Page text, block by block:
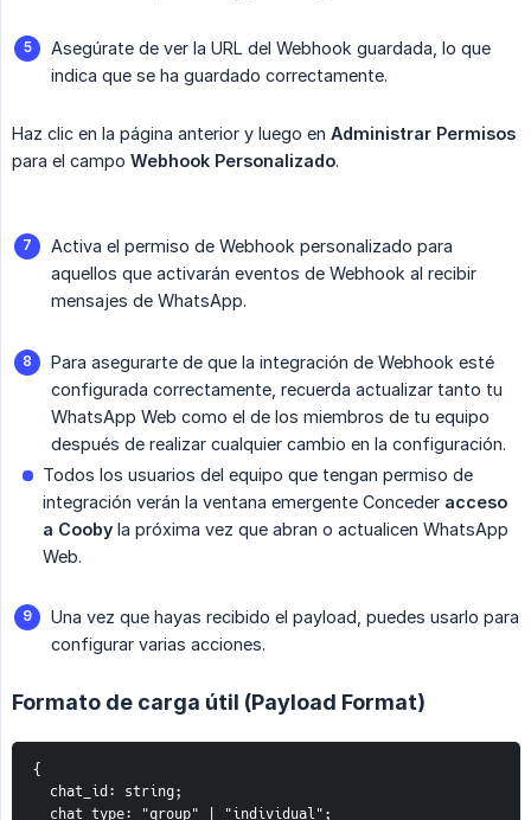
Asegúrate de ver la URL del Webhook guardada, lo que
indica que se ha guardado correctamente.
Haz clic en la página anterior y luego en Administrar Permisos
para el campo Webhook Personalizado.
Activa el permiso de Webhook personalizado para
aquellos que activarán eventos de Webhook al recibir
mensajes de WhatsApp.
Para asegurarte de que la integración de Webhook esté
configurada correctamente, recuerda actualizar tanto tu
WhatsApp Web como el de los miembros de tu equipo
después de realizar cualquier cambio en la configuración.
Todos los usuarios del equipo que tengan permiso de
integración verán la ventana emergente Conceder acceso
a Cooby la próxima vez que abran o actualicen WhatsApp
Web.
Una vez que hayas recibido el payload, puedes usarlo para
configurar varias acciones.
Formato de carga útil (Payload Format)
{
  chat_id: string;
  chat_type: "group" | "individual";